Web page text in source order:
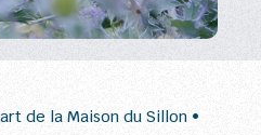
de la Maison du Sillon •